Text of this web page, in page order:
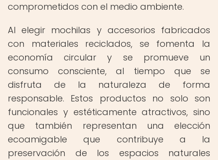
comprometidos con el medio ambiente.
Al elegir mochilas y accesorios fabricados
con materiales reciclados, se fomenta la
economía circular y se promueve un
consumo consciente, al tiempo que se
disfruta de la naturaleza de forma
responsable. Estos productos no solo son
funcionales y estéticamente atractivos, sino
que también representan una elección
ecoamigable que contribuye a la
preservación de los espacios naturales